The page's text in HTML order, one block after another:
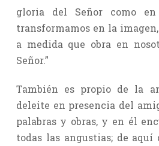
gloria del Señor como
transformamos en la
a medida que obra en
Señor.”
También es propio de la
deleite en presencia del
palabras y obras, y en él
todas las angustias; de aquí